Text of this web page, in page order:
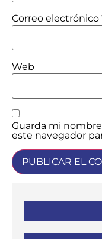
Correo electrónico
Web
Guarda mi
este navegador